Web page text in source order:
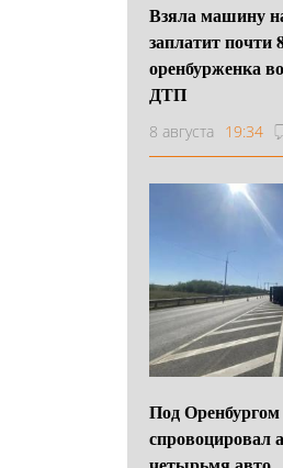
Взяла машину
заплатит почти
оренбурженка
ДТП
8 августа 19:34
Под
спровоцировал